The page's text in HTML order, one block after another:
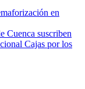
en
Cuenca suscriben
Cajas por los